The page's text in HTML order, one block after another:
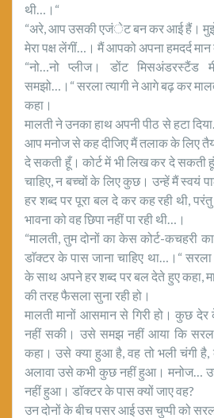
थी…।“
“अरे, आप उसकी एजंेट बन कर आई हैं।
मेरा पक्ष लेंगीं…। मैं आपको अपना हमदर्द
“नो…नो प्लीज। डोंट
समझो…।“ सरला त्यागी ने आगे बढ़ कर
कहा।
मालती ने उनका हाथ अपनी पीठ से हटा
आप मनोज से कह दीजिए मैं तलाक के लिए
दे सकती हूँ। कोर्ट में भी लिख कर दे सकती
चाहिए, न बच्चों के लिए कुछ। उन्हें मैं स्वयं
हर शब्द पर पूरा बल दे कर कह रही थी, परंतु
भावना को वह छिपा नहीं पा रही थी…।
“मालती, तुम दोनों का केस कोर्ट-कचहरी
डाॅक्टर के पास जाना चाहिए था…।“ सरला
के साथ अपने हर शब्द पर बल देते हुए कहा,
की तरह फैसला सुना रही हो।
मालती मानों आसमान से गिरी हो। कुछ
नहीं सकी। उसे समझ नहीं आया कि
कहा। उसे क्या हुआ है, वह तो भली चंगी है,
अलावा उसे कभी कुछ नहीं हुआ। मनोज…
नहीं हुआ। डाॅक्टर के पास क्यों जाए वह?
उन दोनों के बीच पसर आई उस चुप्पी को सरला